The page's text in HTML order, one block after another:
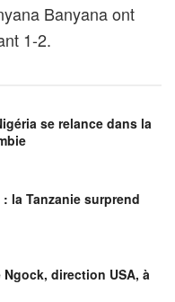
Banyana ont
1-2.
se relance dans la
la Tanzanie surprend
direction USA, à